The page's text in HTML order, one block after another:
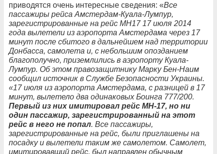
приводятся очень интересные сведения: «Все
пассажиры рейса Амстердам-Куала-Лумпур,
зарегистрированные на рейс MH17 17 июля 2014
года вылетели из аэропорта Амстердама через 17
минут после сбитого в дальнейшем над территории
Донбасса, самолета и, с небольшим опозданием
благополучно, приземлились в аэропорту Куала-
Лумпур. Об этом правозащитнику Марку Бен-Наим
сообщил источник в Службе Безопасности Украины.
«17 июля из аэропорта Амстердама, с разницей в 17
минут, вылетело два одинаковых Боинга 777/200.
Первый из них имитировал рейс MH-17, но ни
один пассажир, зарегистрированный на этот
рейс в него не попал. Все пассажиры,
зарегистрированные на рейс, были приглашены на
посадку и вылетели таким же самолетом. Самолет,
имитировавший рейс, был направлен обычным